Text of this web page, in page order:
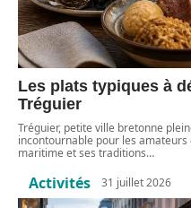
Les plats typiques à
Tréguier
Tréguier, petite ville bretonne
incontournable pour les
maritime et ses traditions…
Activités 31 juillet 2026